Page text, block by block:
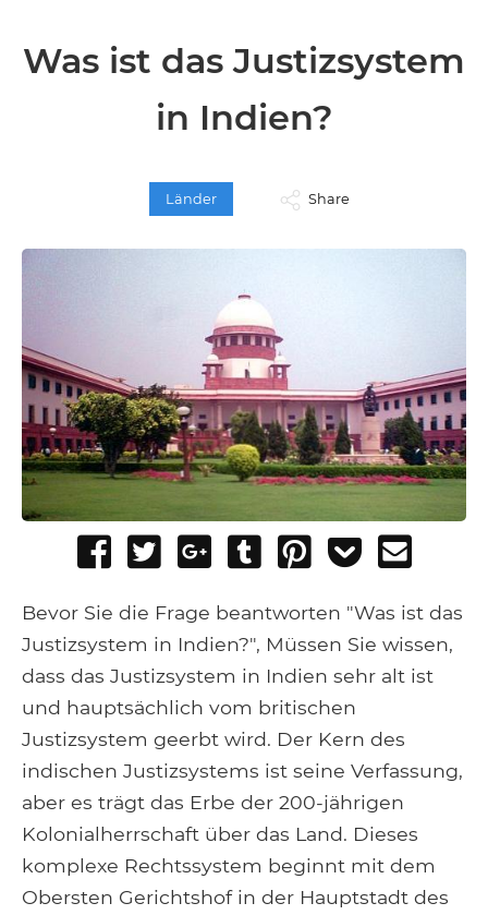
Was ist das Justizsystem
in Indien?
Länder Share
Share
Facebook
Tweet
Share
Google+
Post
Tumblr
Pin
Add
Pocket
Bevor Sie die Frage beantworten "Was ist das
Justizsystem in Indien?", Müssen Sie wissen,
dass das Justizsystem in Indien sehr alt ist
und hauptsächlich vom britischen
Justizsystem geerbt wird. Der Kern des
indischen Justizsystems ist seine Verfassung,
aber es trägt das Erbe der 200-jährigen
Kolonialherrschaft über das Land. Dieses
komplexe Rechtssystem beginnt mit dem
Obersten Gerichtshof in der Hauptstadt des